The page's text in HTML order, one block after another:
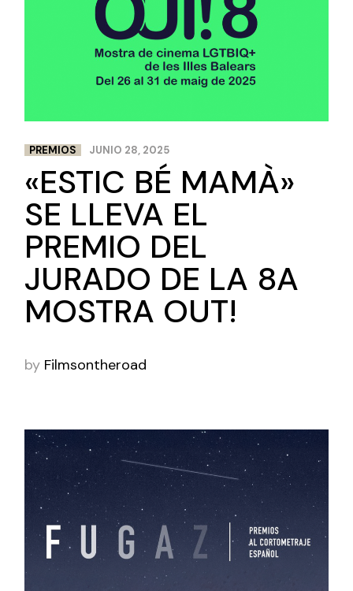
PREMIOS JUNIO 28, 2025
«ESTIC BÉ MAMÀ»
SE LLEVA EL
PREMIO DEL
JURADO DE LA 8A
MOSTRA OUT!
by Filmsontheroad